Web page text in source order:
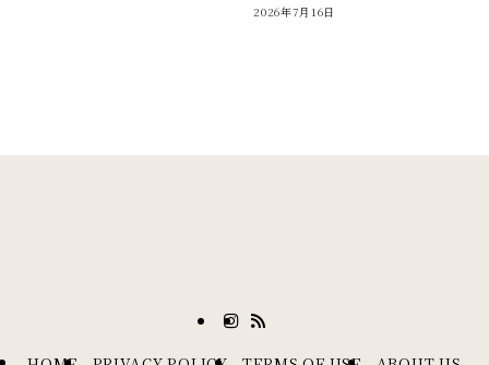
2026年7月16日